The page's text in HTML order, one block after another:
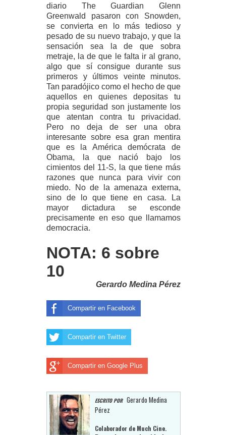
diario The Guardian Glenn
Greenwald pasaron con Snowden,
se convierta en lo más tedioso y
pesado de su nuevo trabajo, y que la
sensación sea la de que sobra
metraje, la de que le falta ir al grano,
algo que sí consigue durante sus
primeros y últimos veinte minutos.
Tan paradójico como el hecho de que
aquellos en quienes depositas tu
propia seguridad son justamente los
que atentan contra tu privacidad.
Pero no deja de ser una obra
interesante sobre esa gran mentira
que es la América demócrata de
Obama, la que nació bajo los
cimientos del 11-S, la que tiene más
razones que nunca para vivir con
miedo. No de la amenaza externa,
sino de lo que tiene en casa. La
mayor dictadura se esconde
precisamente en eso que llamamos
democracia.
NOTA: 6 sobre
10
Gerardo Medina Pérez
Compartir en Facebook
Compartir en Twitter
Compartir en Google Plus
ESCRITO POR Gerardo Medina
Pérez
Colaborador de Much Cine.